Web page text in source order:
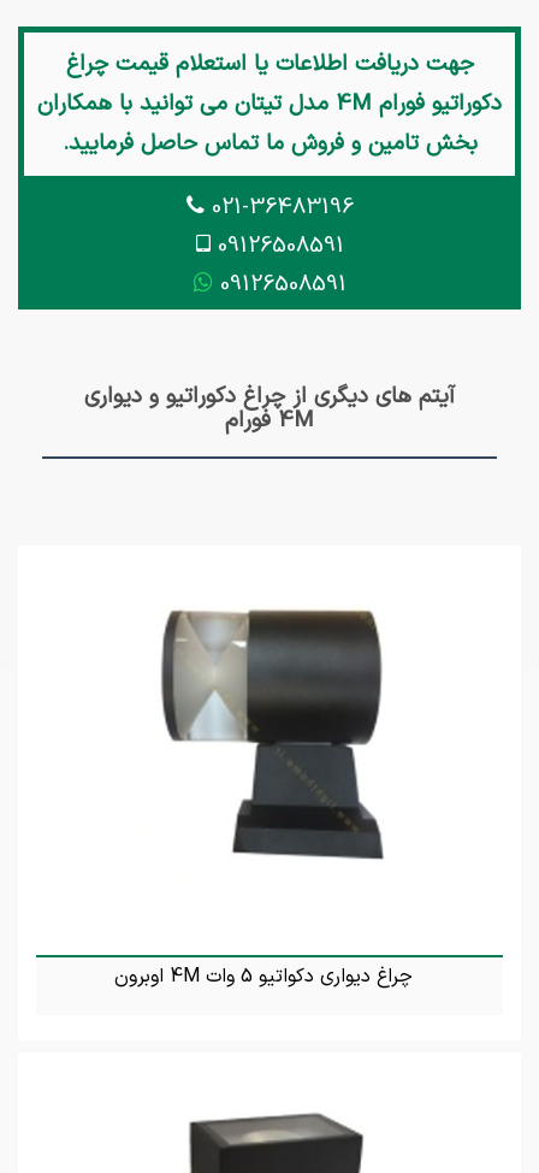
جهت دریافت اطلاعات یا استعلام قیمتچراغ
دکوراتیو فورام 4M مدل تیتان
می توانید با همکاران
بخش تامین و فروش ما تماس حاصل فرمایید.
021-36483196
09126508591
09126508591
آیتم های دیگری از چراغ دکوراتیو و دیواری
4M فورام
چراغ دیواری دکواتیو 5 وات 4M اوبرون